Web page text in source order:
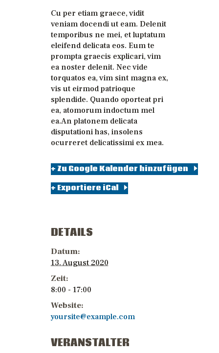
Cu per etiam graece, vidit
veniam docendi ut eam. Delenit
temporibus ne mei, et luptatum
eleifend delicata eos. Eum te
prompta graecis explicari, vim
ea noster delenit. Nec vide
torquatos ea, vim sint magna ex,
vis ut eirmod patrioque
splendide. Quando oporteat pri
ea, atomorum indoctum mel
ea.An platonem delicata
disputationi has, insolens
ocurreret delicatissimi ex mea.
+ Zu Google Kalender hinzufügen
+ Exportiere iCal
DETAILS
Datum:
13. August 2020
Zeit:
8:00 - 17:00
Website:
yoursite@example.com
VERANSTALTER